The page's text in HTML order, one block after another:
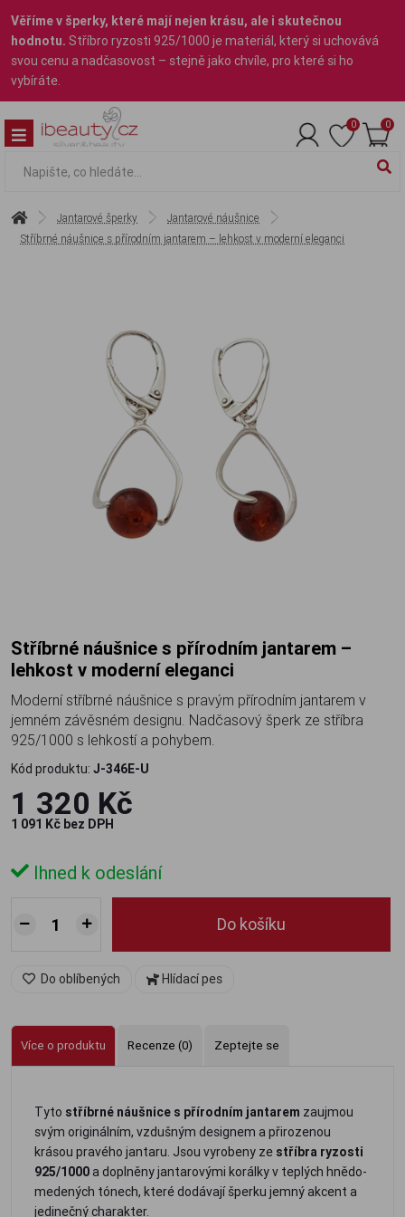
Věříme v šperky, které mají nejen krásu, ale i skutečnou
hodnotu. Stříbro ryzosti 925/1000 je materiál, který si uchovává
svou cenu a nadčasovost – stejně jako chvíle, pro které si ho
vybíráte.
0 0
Jantarové šperky
Jantarové náušnice
Stříbrné náušnice s přírodním jantarem – lehkost v moderní eleganci
Stříbrné náušnice s přírodním jantarem –
lehkost v moderní eleganci
Moderní stříbrné náušnice s pravým přírodním jantarem v
jemném závěsném designu. Nadčasový šperk ze stříbra
925/1000 s lehkostí a pohybem.
Kód produktu: J-346E-U
1 320 Kč
1 091 Kč bez DPH
Ihned k odeslání
Do košíku
Do oblíbených Hlídací pes
Více o produktu Recenze (0) Zeptejte se
Tyto stříbrné náušnice s přírodním jantarem zaujmou
svým originálním, vzdušným designem a přirozenou
krásou pravého jantaru. Jsou vyrobeny ze stříbra ryzosti
925/1000a doplněny jantarovými korálky v teplých hnědo-
medených tónech, které dodávají šperku jemný akcent a
jedinečný charakter.